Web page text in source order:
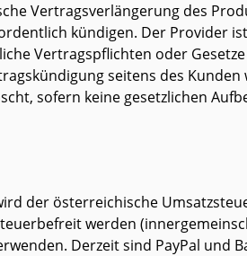
Vertragsverlängerung des
kündigen. Der Provider
Vertragspflichten oder
seitens des Kunden
sofern keine gesetzlichen
der österreichische
werden
Derzeit sind PayPal und